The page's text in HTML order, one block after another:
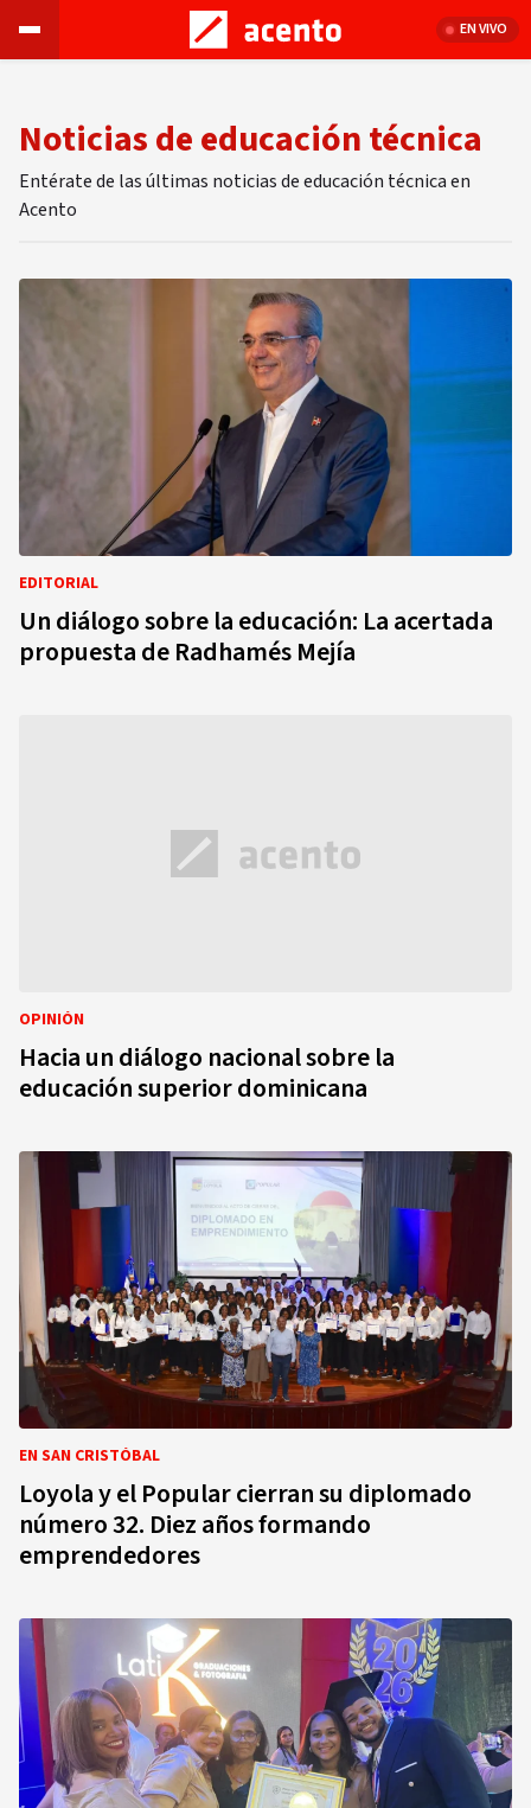
EN VIVO
Noticias de educación técnica
Entérate de las últimas noticias de educación técnica en
Acento
EDITORIAL
Un diálogo sobre la educación: La acertada
propuesta de Radhamés Mejía
OPINIÓN
Hacia un diálogo nacional sobre la
educación superior dominicana
EN SAN CRISTÓBAL
Loyola y el Popular cierran su diplomado
número 32. Diez años formando
emprendedores